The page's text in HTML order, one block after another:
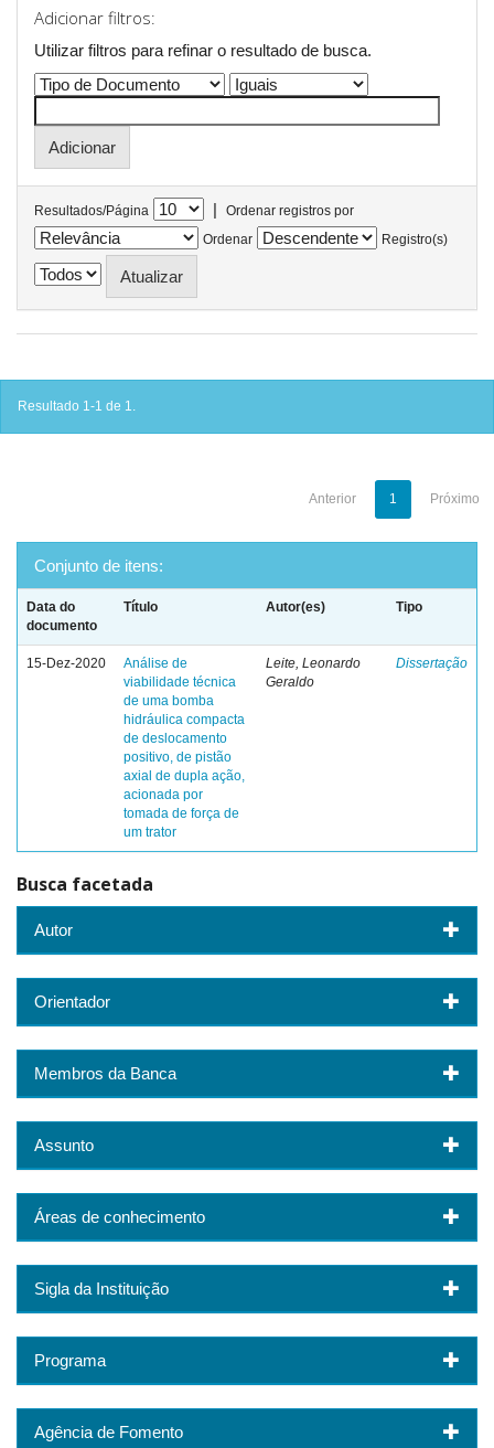
Adicionar filtros:
Utilizar filtros para refinar o resultado de busca.
Resultados/Página |
Ordenar registros por
Ordenar
Registro(s)
Resultado 1-1 de 1.
Anterior 1 Próximo
Conjunto de itens:
Data do
documento
Título Autor(es) Tipo
15-Dez-2020
Análise de
viabilidade técnica
de uma bomba
hidráulica compacta
de deslocamento
positivo, de pistão
axial de dupla ação,
acionada por
tomada de força de
um trator
Leite, Leonardo
Geraldo
Dissertação
Busca facetada
Autor
Orientador
Membros da Banca
Assunto
Áreas de conhecimento
Sigla da Instituição
Programa
Agência de Fomento